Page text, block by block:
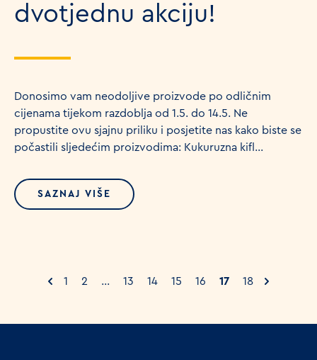
dvotjednu akciju!
Donosimo vam neodoljive proizvode po odličnim
cijenama tijekom razdoblja od 1.5. do 14.5. Ne
propustite ovu sjajnu priliku i posjetite nas kako biste se
počastili sljedećim proizvodima: Kukuruzna kifl...
SAZNAJ VIŠE
1 2 ... 13 14 15 16 17 18